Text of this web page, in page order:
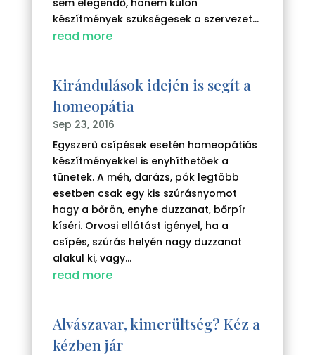
sem elegendő, hanem külön
készítmények szükségesek a szervezet...
read more
Kirándulások idején is segít a
homeopátia
Sep 23, 2016
Egyszerű csípések esetén homeopátiás
készítményekkel is enyhíthetőek a
tünetek. A méh, darázs, pók legtöbb
esetben csak egy kis szúrásnyomot
hagy a bőrön, enyhe duzzanat, bőrpír
kíséri. Orvosi ellátást igényel, ha a
csípés, szúrás helyén nagy duzzanat
alakul ki, vagy...
read more
Alvászavar, kimerültség? Kéz a
kézben jár